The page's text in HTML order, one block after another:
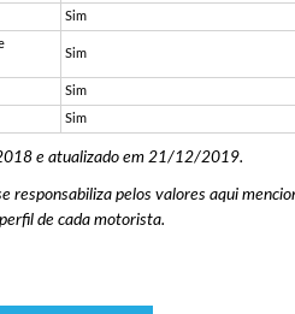
Sim
Sim
Sim
Sim
e atualizado em 21/12/2019.
responsabiliza pelos valores aqui
de cada motorista.